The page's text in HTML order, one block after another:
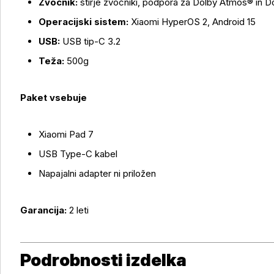
Operacijski sistem: Xiaomi HyperOS 2, Android 15
USB: USB tip-C 3.2
Teža: 500g
Paket vsebuje
Xiaomi Pad 7
USB Type-C kabel
Napajalni adapter ni priložen
Garancija: 2 leti
Podrobnosti izdelka